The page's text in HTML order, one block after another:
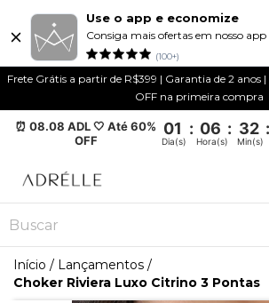
Use o app e economize
Consiga mais ofertas em nosso app
(100+)
Frete Grátis a partir de R$399 | Garantia de 2 anos |
OFF na primeira compra
⏰ 08.08 ADL 🤍 Até 60%
OFF
01 : 06 : 32 :
Dia(s) Hora(s) Min(s)
Início / Lançamentos /
Choker Riviera Luxo Citrino 3 Pontas